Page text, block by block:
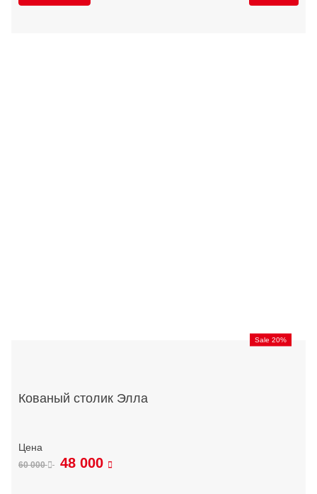
Sale 20%
Кованый столик Элла
60 000 48 000